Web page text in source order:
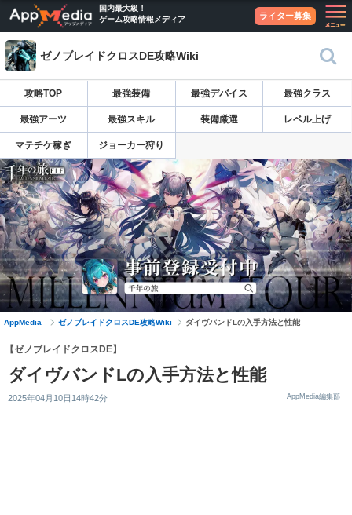
国内最大級！
ゲーム攻略情報メディア
ライター募集
ゼノブレイドクロスDE攻略Wiki
攻略TOP 最強装備 最強デバイス 最強クラス
最強アーツ 最強スキル 装備厳選 レベル上げ
マテチケ稼ぎ ジョーカー狩り
AppMedia ゼノブレイドクロスDE攻略Wiki ダイヴバンドLの入手方法と性能
【ゼノブレイドクロスDE】
ダイヴバンドLの入手方法と性能
2025年04月10日14時42分 AppMedia編集部